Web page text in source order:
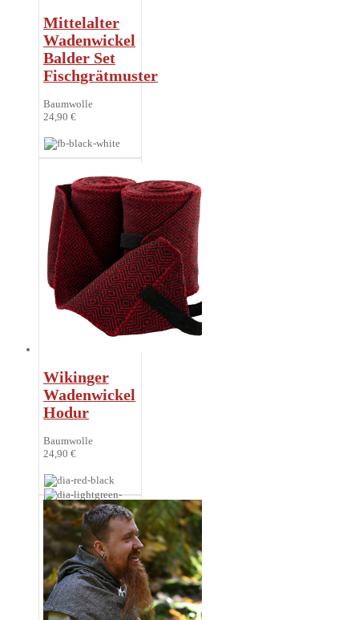
Mittelalter
Wadenwickel
Balder Set
Fischgrätmuster
Baumwolle
24,90 €
Wikinger
Wadenwickel
Hodur
Baumwolle
24,90 €